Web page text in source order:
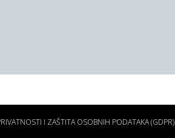
I ZAŠTITA OSOBNIH PODATAKA (GDPR)